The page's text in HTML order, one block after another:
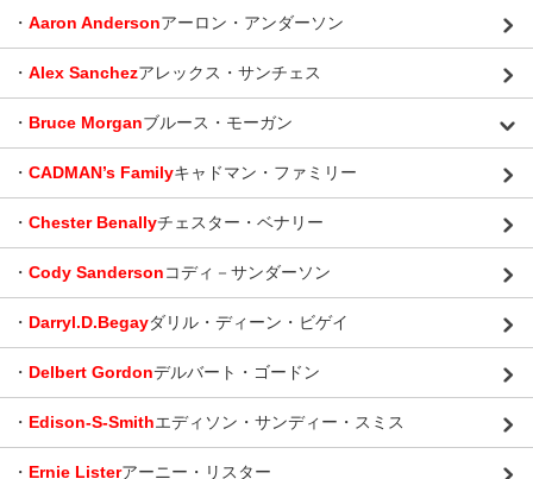
・ Aaron Andersonアーロン・アンダーソン
・ Alex Sanchezアレックス・サンチェス
・ Bruce Morganブルース・モーガン
・ CADMAN’s Familyキャドマン・ファミリー
・ Chester Benallyチェスター・ベナリー
・ Cody Sandersonコディ－サンダーソン
・ Darryl.D.Begayダリル・ディーン・ビゲイ
・ Delbert Gordonデルバート・ゴードン
・ Edison-S-Smithエディソン・サンディー・スミス
・ Ernie Listerアーニー・リスター